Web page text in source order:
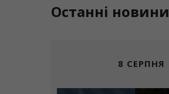
Останні новини
8 СЕРПНЯ